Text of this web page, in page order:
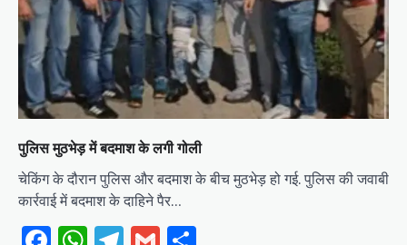
पुलिस मुठभेड़ में बदमाश के लगी गोली
चेकिंग के दौरान पुलिस और बदमाश के बीच मुठभेड़ हो गई. पुलिस की जवाबी
कार्रवाई में बदमाश के दाहिने पैर…